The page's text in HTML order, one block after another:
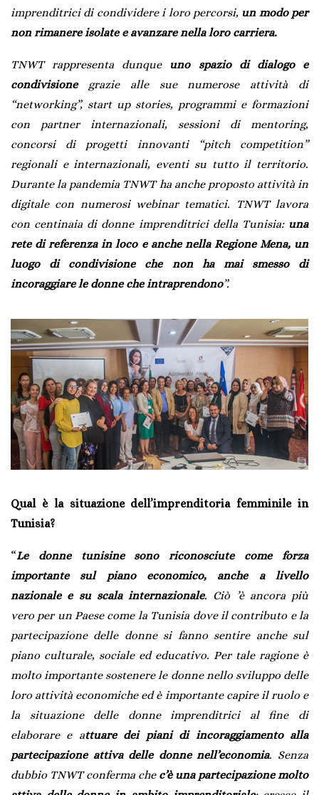
imprenditrici di condividere i loro percorsi, un modo per
non rimanere isolate e avanzare nella loro carriera.
TNWT rappresenta dunqueuno spazio di dialogo e
condivisionegrazie alle sue numerose attività di
“networking”, start up stories, programmi e formazioni
con partner internazionali, sessioni di mentoring,
concorsi di progetti innovanti “pitch competition”
regionali e internazionali, eventi su tutto il territorio.
Durante la pandemia TNWT ha anche proposto attività in
digitale con numerosi webinar tematici. TNWT lavora
con centinaia di donne imprenditrici della Tunisia: una
rete di referenza in loco e anche nella Regione Mena, un
luogo di condivisione che non ha mai smesso di
incoraggiare le donne che intraprendono”.
Qual è la situazione dell’imprenditoria femminile in
Tunisia?
“Le donne tunisine sono riconosciute come forza
importante sul piano economico, anche a livello
nazionale e su scala internazionale. Ciò ’è ancora più
vero per un Paese come la Tunisia dove il contributo e la
partecipazione delle donne si fanno sentire anche sul
piano culturale, sociale ed educativo. Per tale ragione è
molto importante sostenere le donne nello sviluppo delle
loro attività economiche ed è importante capire il ruolo e
la situazione delle donne imprenditrici al fine di
elaborare e attuare dei piani di incoraggiamento alla
partecipazione attiva delle donne nell’economia. Senza
dubbio TNWT conferma che c’è una partecipazione molto